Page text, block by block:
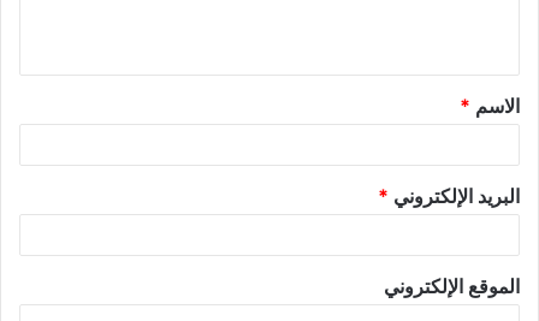
الاسم *
البريد الإلكتروني *
الموقع الإلكتروني